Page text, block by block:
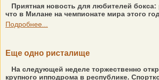
Приятная новость для любителей
что в Милане на чемпионате мира этого
Подробнее...
Еще одно ристалище
На следующей неделе торжественно
крупного ипподрома в республике.